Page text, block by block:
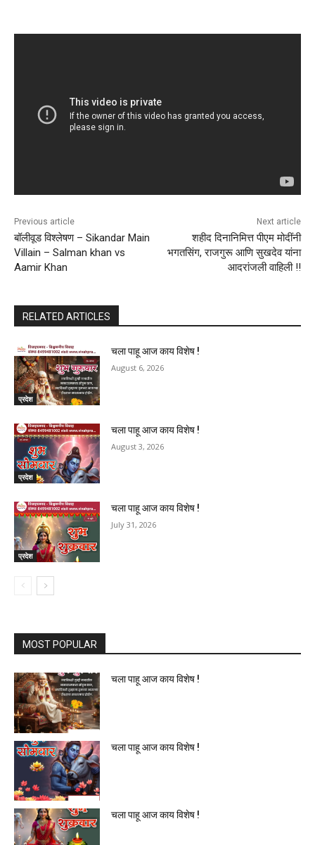
Previous article
बॉलीवूड विश्लेषण – Sikandar Main
Villain – Salman khan vs
Aamir Khan
Next article
शहीद दिनानिमित्त पीएम मोदींनी
भगतसिंग, राजगुरू आणि सुखदेव यांना
आदरांजली वाहिली !!
RELATED ARTICLES
प्रदेश
चला पाहू आज काय विशेष !
August 6, 2026
प्रदेश
चला पाहू आज काय विशेष !
August 3, 2026
प्रदेश
चला पाहू आज काय विशेष !
July 31, 2026
MOST POPULAR
चला पाहू आज काय विशेष !
चला पाहू आज काय विशेष !
चला पाहू आज काय विशेष !